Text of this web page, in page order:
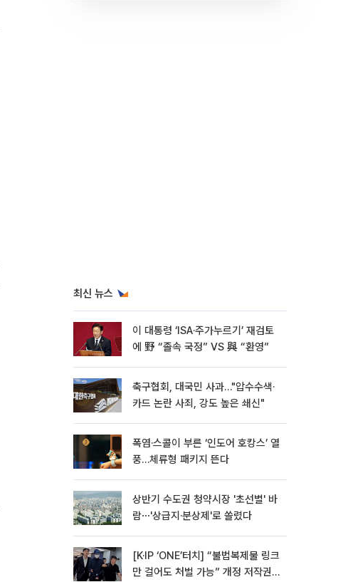
최신 뉴스
이 대통령 ‘ISA·주가누르기’ 재검토
에 野 “졸속 국정” VS 與 “환영”
축구협회, 대국민 사과…"압수수색·
카드 논란 사죄, 강도 높은 쇄신"
폭염·스콜이 부른 ‘인도어 호캉스’ 열
풍…체류형 패키지 뜬다
상반기 수도권 청약시장 '초선별' 바
람⋯'상급지·분상제'로 쏠렸다
[K·IP ‘ONE’터치] “불법복제물 링크
만 걸어도 처벌 가능” 개정 저작권